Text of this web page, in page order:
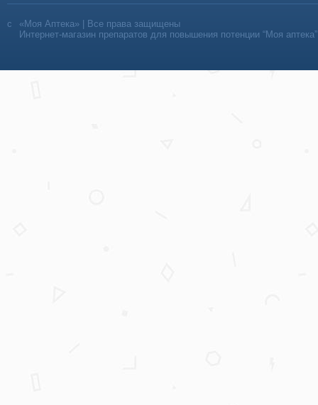
«Моя Аптека» | Все права защищены
Интернет-магазин препаратов для повышения потенции “Моя